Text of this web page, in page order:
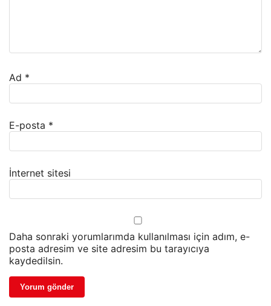
Ad *
E-posta *
İnternet sitesi
Daha sonraki yorumlarımda kullanılması için adım, e-
posta adresim ve site adresim bu tarayıcıya
kaydedilsin.